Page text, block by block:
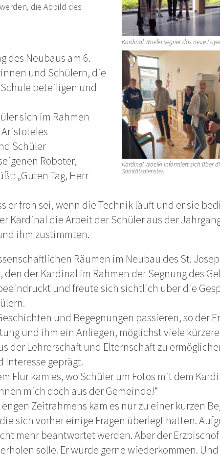
Kardinal Woelki segnet das neue
die Abbild des
Kardinal Woelki informiert sich über
Sanitätsdienstes.
des Neubaus am 6.
und Schülern, die
beteiligen und
sich im Rahmen
Schüler
Roboter,
„Guten Tag, Herr
er froh sei, wenn die Technik läuft und er sie
Kardinal die Arbeit der Schüler aus der
ihm zustimmten.
Räumen im Neubau des St.
der Kardinal im Rahmen der Segnung des
und freute sich sichtlich über die
und Begegnungen passieren, so der
und ihm ein Anliegen, möglichst viele kürzere
der Lehrerschaft und Elternschaft zu
Interesse geprägt.
Flur kam es, wo Schüler um Fotos mit dem
mich doch aus der Gemeinde!“
Zeitrahmens kam es nur zu einer kurzen
sich vorher einige Fragen überlegt hatten.
mehr beantwortet werden. Aber der
solle. Er würde gerne wiederkommen.